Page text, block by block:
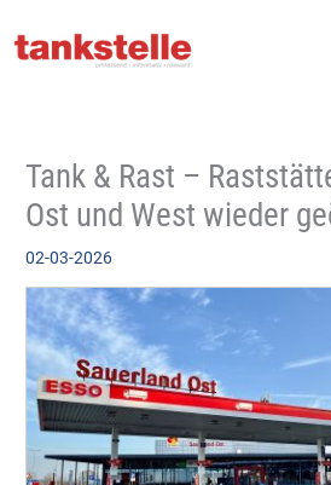
Inhalt
Tank & Rast –
Ost und West wieder
02-03-2026